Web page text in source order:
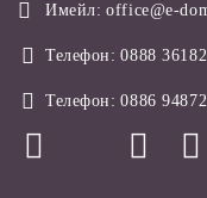
Имейл: office@e-
Телефон: 0888
Телефон: 0886